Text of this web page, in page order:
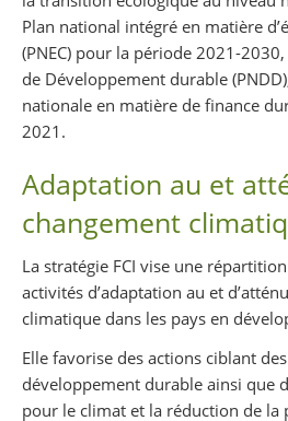
Plan national intégré en matière
(PNEC) pour la période 2021-
de Développement durable
nationale en matière de finance
2021.
Adaptation au et
changement
La stratégie FCI vise une
activités d’adaptation au et
climatique dans les pays en
Elle favorise des actions ciblant
développement durable ainsi que
pour le climat et la réduction de la